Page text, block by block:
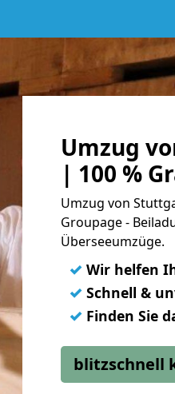
Umzug
| 100 %
Umzug von
Groupage -
Überseeumzüge.
✓ Wir helfen
✓ Schnell &
✓ Finden Sie
blitzschnell